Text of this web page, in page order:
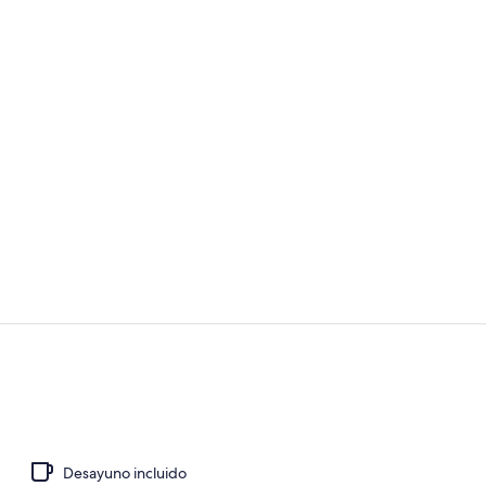
Desayuno incluido